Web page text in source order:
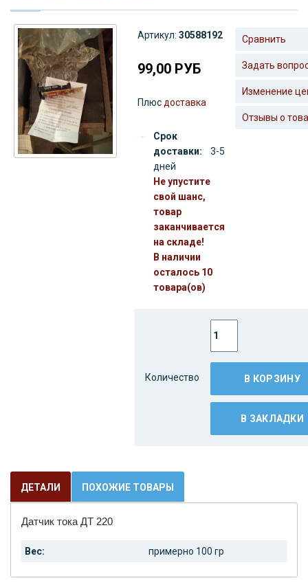
Артикул: 30588192
99,00 РУБ
Плюс доставка
Срок
доставки:
3-5
дней
Не упустите
свой шанс,
товар
заканчивается
на складе!
В наличии
осталось 10
товара(ов)
Сравнить
Задать
Изменение
Отзывы о
Количество В КОРЗИНУ
В ЗАКЛАДКИ
ДЕТАЛИ ПОХОЖИЕ ТОВАРЫ
Датчик тока ДТ 220
Вес: примерно 100 гр